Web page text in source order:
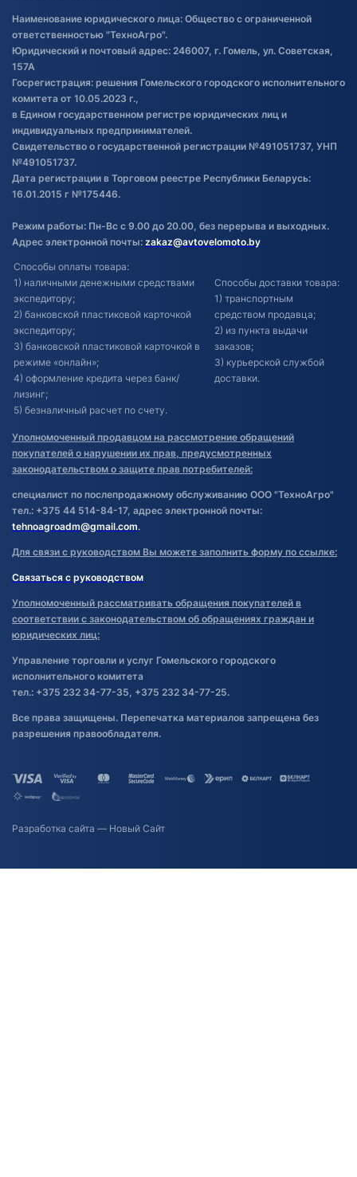
Обработка файлов cookie
Постановка транспорта на учет
Обновления в ЭПТС 2024
Наименование юридического лица: Общество с ограниченной
ответственностью "ТехноАгро".
Юридический и почтовый адрес: 246007, г. Гомель, ул. Советская,
157А
Госрегистрация: решения Гомельского городского исполнительного
комитета от 10.05.2023 г.,
в Едином государственном регистре юридических лиц и
индивидуальных предпринимателей.
Свидетельство о государственной регистрации №491051737, УНП
№491051737.
Дата регистрации в Торговом реестре Республики Беларусь:
16.01.2015 г №175446.
Режим работы: Пн-Вс с 9.00 до 20.00, без перерыва и выходных.
Адрес электронной почты: zakaz@avtovelomoto.by
Способы оплаты товара:
1) наличными денежными средствами
экспедитору;
2) банковской пластиковой карточкой
экспедитору;
3) банковской пластиковой карточкой в
режиме «онлайн»;
4) оформление кредита через банк/
лизинг;
5) безналичный расчет по счету.
Способы доставки товара:
1) транспортным
средством продавца;
2) из пункта выдачи
заказов;
3) курьерской службой
доставки.
Уполномоченный продавцом на рассмотрение обращений
покупателей о нарушении их прав, предусмотренных
законодательством о защите прав потребителей:
специалист по послепродажному обслуживанию ООО "ТехноАгро"
тел.: +375 44 514-84-17, адрес электронной почты:
tehnoagroadm@gmail.com.
Для связи с руководством Вы можете заполнить форму по ссылке:
Связаться с руководством
Уполномоченный рассматривать обращения покупателей в
соответствии с законодательством об обращениях граждан и
юридических лиц:
Управление торговли и услуг Гомельского городского
исполнительного комитета
тел.: +375 232 34-77-35, +375 232 34-77-25.
Все права защищены. Перепечатка материалов запрещена без
разрешения правообладателя.
Разработка сайта — Новый Сайт